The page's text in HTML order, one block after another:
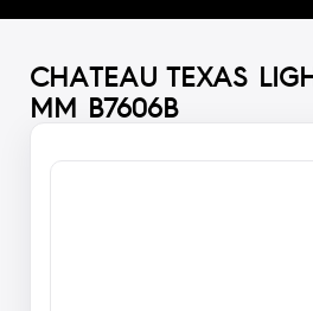
CHATEAU TEXAS
MM B7606B